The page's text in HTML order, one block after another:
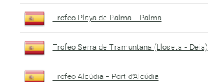
Trofeo Playa de Palma - Palma
Trofeo Serra de Tramuntana (Lloseta - Deia)
Trofeo Alcúdia - Port d'Alcúdia